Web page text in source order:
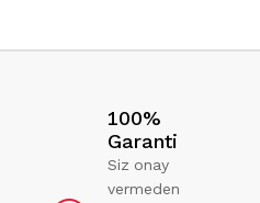
100%
Garanti
Siz onay
vermeden